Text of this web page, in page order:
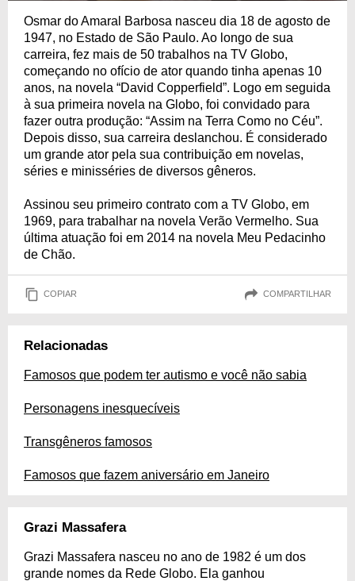
Osmar do Amaral Barbosa nasceu dia 18 de agosto de
1947, no Estado de São Paulo. Ao longo de sua
carreira, fez mais de 50 trabalhos na TV Globo,
começando no ofício de ator quando tinha apenas 10
anos, na novela “David Copperfield”. Logo em seguida
à sua primeira novela na Globo, foi convidado para
fazer outra produção: “Assim na Terra Como no Céu”.
Depois disso, sua carreira deslanchou. É considerado
um grande ator pela sua contribuição em novelas,
séries e minisséries de diversos gêneros.
Assinou seu primeiro contrato com a TV Globo, em
1969, para trabalhar na novela Verão Vermelho. Sua
última atuação foi em 2014 na novela Meu Pedacinho
de Chão.
COPIAR COMPARTILHAR
Relacionadas
Famosos que podem ter autismo e você não sabia
Personagens inesquecíveis
Transgêneros famosos
Famosos que fazem aniversário em Janeiro
Grazi Massafera
Grazi Massafera nasceu no ano de 1982 é um dos
grande nomes da Rede Globo. Ela ganhou